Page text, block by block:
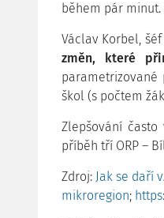
během pár minut.
Václav Korbel,
změn, které
parametrizované
škol (s počtem
Zlepšování
příběh tří ORP –
Zdroj: Jak se daří
mikroregion;